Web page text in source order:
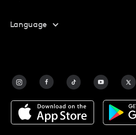
Programa De Afiliados
Facetune Alternatives
Acerca De Facetune
Language